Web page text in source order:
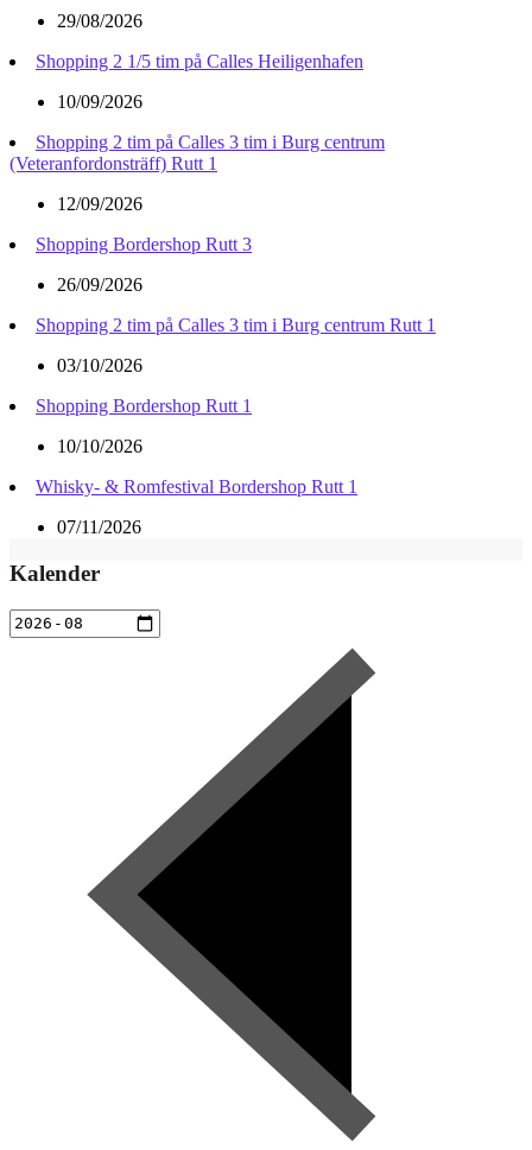
29/08/2026
Shopping 2 1/5 tim på Calles Heiligenhafen
10/09/2026
Shopping 2 tim på Calles 3 tim i Burg centrum
(Veteranfordonsträff) Rutt 1
12/09/2026
Shopping Bordershop Rutt 3
26/09/2026
Shopping 2 tim på Calles 3 tim i Burg centrum Rutt 1
03/10/2026
Shopping Bordershop Rutt 1
10/10/2026
Whisky- & Romfestival Bordershop Rutt 1
07/11/2026
Kalender